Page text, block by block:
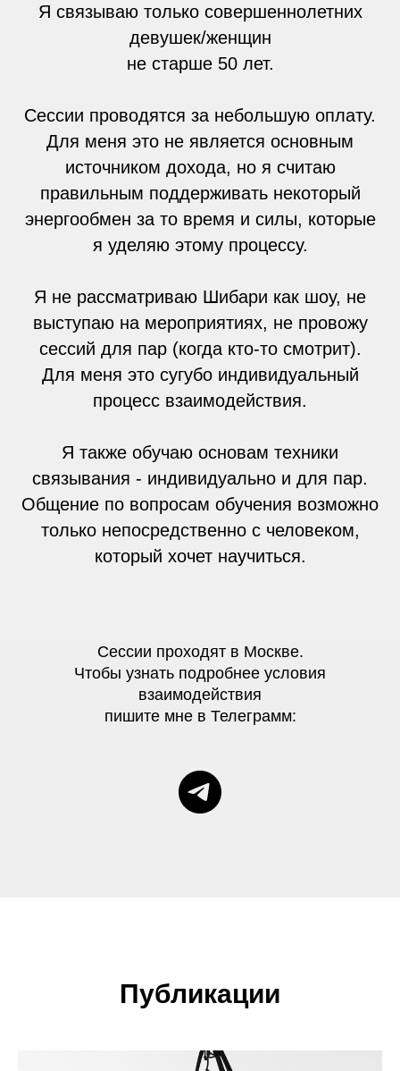
Я связываю только совершеннолетних
девушек/женщин
не старше 50 лет.
Сессии проводятся за небольшую оплату.
Для меня это не является основным
источником дохода, но я считаю
правильным поддерживать некоторый
энергообмен за то время и силы, которые
я уделяю этому процессу.
Я не рассматриваю Шибари как шоу, не
выступаю на мероприятиях, не провожу
сессий для пар (когда кто-то смотрит).
Для меня это сугубо индивидуальный
процесс взаимодействия.
Я также обучаю основам техники
связывания - индивидуально и для пар.
Общение по вопросам обучения возможно
только непосредственно с человеком,
который хочет научиться.
Сессии проходят в Москве.
Чтобы узнать подробнее условия
взаимодействия
пишите мне в Телеграмм:
Публикации